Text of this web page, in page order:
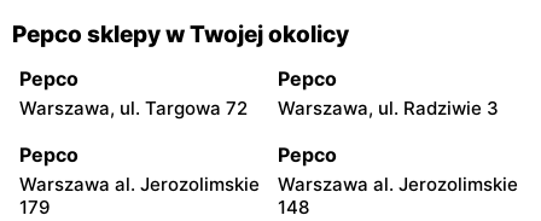
Pepco sklepy w Twojej okolicy
Pepco
Warszawa, ul. Targowa 72
Pepco
Warszawa, ul. Radziwie 3
Pepco
Warszawa al. Jerozolimskie
179
Pepco
Warszawa al. Jerozolimskie
148